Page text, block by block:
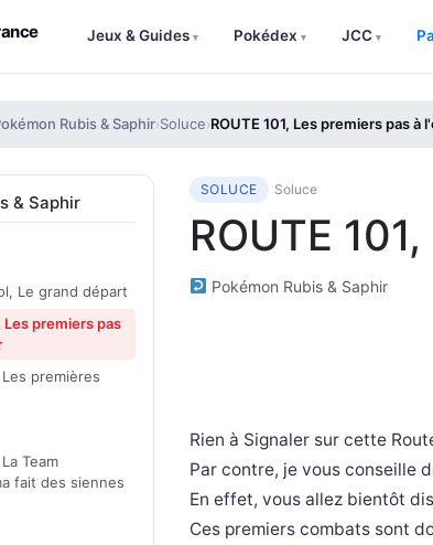
Jeux & Guides ▾ Pokédex ▾ JCC ▾
Rubis & Saphir›Soluce›ROUTE 101, Les premiers pas à
& Saphir
Le grand départ
Les premiers pas
Les premières
Team
fait des siennes
SOLUCE Soluce
ROUTE
Pokémon Rubis & Saphir
Rien à Signaler sur cette
Par contre, je vous conseille
En effet, vous allez bientôt
Ces premiers combats sont